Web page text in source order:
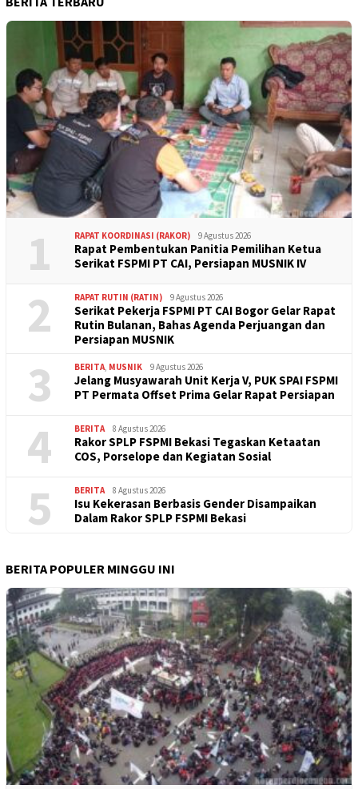
1 RAPAT KOORDINASI (RAKOR) 9 Agustus 2026
Rapat Pembentukan Panitia Pemilihan Ketua
Serikat FSPMI PT CAI, Persiapan MUSNIK IV
2 RAPAT RUTIN (RATIN) 9 Agustus 2026
Serikat Pekerja FSPMI PT CAI Bogor Gelar Rapat
Rutin Bulanan, Bahas Agenda Perjuangan dan
Persiapan MUSNIK
3 BERITA, MUSNIK 9 Agustus 2026
Jelang Musyawarah Unit Kerja V, PUK SPAI FSPMI
PT Permata Offset Prima Gelar Rapat Persiapan
4 BERITA 8 Agustus 2026
Rakor SPLP FSPMI Bekasi Tegaskan Ketaatan
COS, Porselope dan Kegiatan Sosial
5 BERITA 8 Agustus 2026
Isu Kekerasan Berbasis Gender Disampaikan
Dalam Rakor SPLP FSPMI Bekasi
BERITA POPULER MINGGU INI